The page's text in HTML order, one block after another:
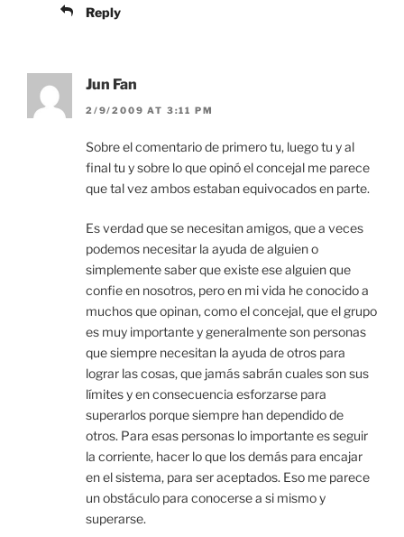
Reply
Jun Fan
2/9/2009 AT 3:11 PM
Sobre el comentario de primero tu, luego tu y al
final tu y sobre lo que opinó el concejal me parece
que tal vez ambos estaban equivocados en parte.
Es verdad que se necesitan amigos, que a veces
podemos necesitar la ayuda de alguien o
simplemente saber que existe ese alguien que
confie en nosotros, pero en mi vida he conocido a
muchos que opinan, como el concejal, que el grupo
es muy importante y generalmente son personas
que siempre necesitan la ayuda de otros para
lograr las cosas, que jamás sabrán cuales son sus
límites y en consecuencia esforzarse para
superarlos porque siempre han dependido de
otros. Para esas personas lo importante es seguir
la corriente, hacer lo que los demás para encajar
en el sistema, para ser aceptados. Eso me parece
un obstáculo para conocerse a si mismo y
superarse.